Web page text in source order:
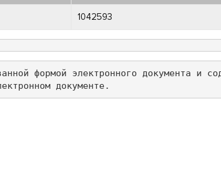
1042593
формой электронного документа и
документе.